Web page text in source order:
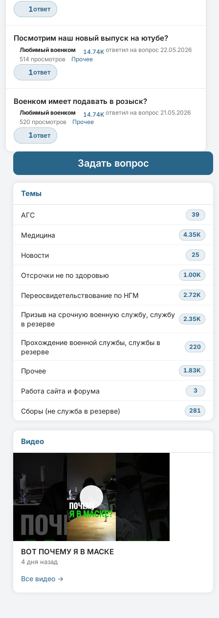
1ответ
Посмотрим наш новый выпуск на ютубе?
Любимый военком 14.74Kответил на вопрос 22.05.2026
514 просмотров
Прочее
1ответ
Военком имеет подавать в розыск?
Любимый военком 14.74Kответил на вопрос 21.05.2026
520 просмотров
Прочее
1ответ
Задать вопрос
Темы
АГС 39
Медицина 4.35K
Новости 25
Отсрочки не по здоровью 1.00K
Переосвидетельствование по НГМ 2.72K
Призыв на срочную военную службу, службу
в резерве
2.35K
Прохождение военной службы, службы в
резерве
220
Прочее 1.83K
Работа сайта и форума 3
Сборы (не служба в резерве) 281
Видео
ВОТ ПОЧЕМУ Я В МАСКЕ
4 дня назад
Все видео →